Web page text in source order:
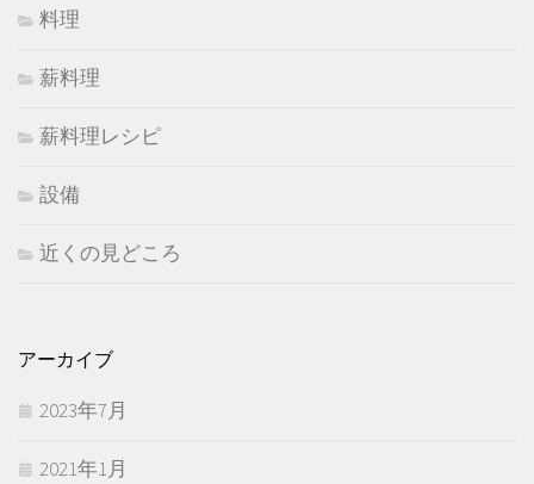
料理
薪料理
薪料理レシピ
設備
近くの見どころ
アーカイブ
2023年7月
2021年1月